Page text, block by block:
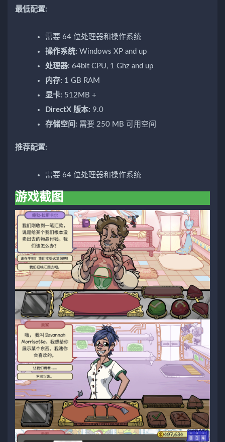
最低配置:
需要 64 位处理器和操作系统
操作系统: Windows XP and up
处理器: 64bit CPU, 1 Ghz and up
内存: 1 GB RAM
显卡: 512MB +
DirectX 版本: 9.0
存储空间: 需要 250 MB 可用空间
推荐配置:
需要 64 位处理器和操作系统
游戏截图